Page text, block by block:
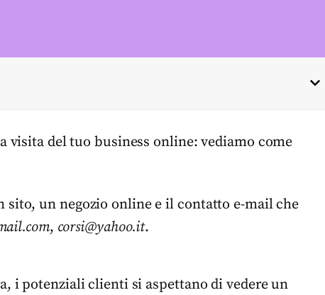
del tuo business online: vediamo come
un negozio online e il contatto e-mail che
, corsi@yahoo.it.
i potenziali clienti si aspettano di vedere un